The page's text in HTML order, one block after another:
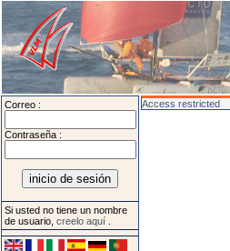
Correo :
Contraseña :
Si usted no tiene un nombre
de usuario, creelo aquí
Access restricted